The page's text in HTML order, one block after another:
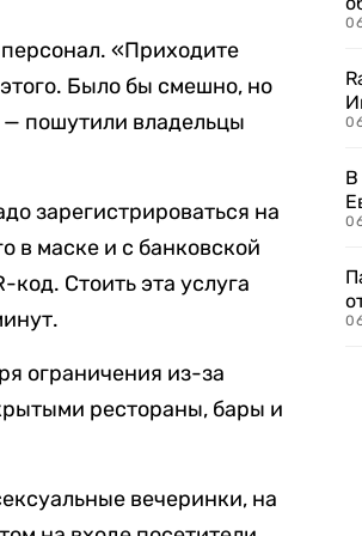
«Приходите
Было бы смешно, но
— пошутили владельцы
зарегистрироваться на
в маске и с банковской
Стоить эта услуга
ограничения из-за
рестораны, бары и
вечеринки, на
В